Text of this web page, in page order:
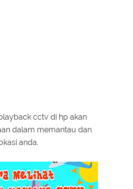
cctv di hp akan
dalam memantau dan
anda.